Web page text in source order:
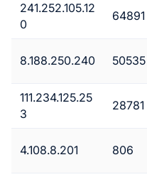
241.252.105.12
0
64891
8.188.250.240 50535
111.234.125.25
3
28781
4.108.8.201 806